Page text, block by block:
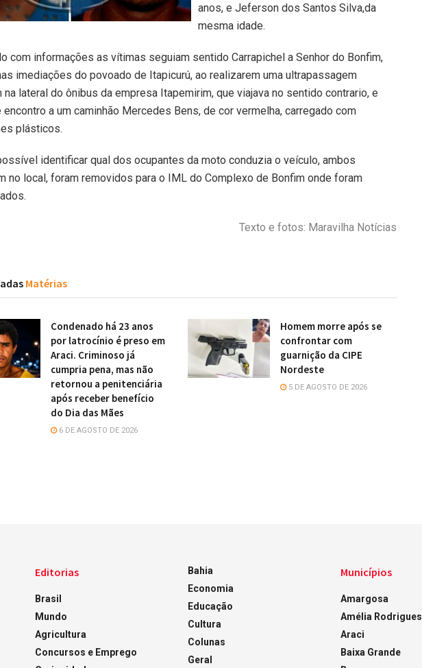
anos, e Jeferson dos Santos Silva,da
mesma idade.
com informações as vítimas seguiam sentido Carrapichel a Senhor do Bonfim,
imediações do povoado de Itapicurú, ao realizarem uma ultrapassagem
na lateral do ônibus da empresa Itapemirim, que viajava no sentido contrario, e
encontro a um caminhão Mercedes Bens, de cor vermelha, carregado com
plásticos.
identificar qual dos ocupantes da moto conduzia o veículo, ambos
no local, foram removidos para o IML do Complexo de Bonfim onde foram
Texto e fotos: Maravilha Notícias
Matérias
Condenado há 23 anos
por latrocínio é preso em
Araci. Criminoso já
cumpria pena, mas não
retornou a penitenciária
após receber benefício
do Dia das Mães
6 DE AGOSTO DE 2026
Homem morre após se
confrontar com
guarnição da CIPE
Nordeste
5 DE AGOSTO DE 2026
Editorias
Brasil
Mundo
Agricultura
Concursos e Emprego
Bahia
Economia
Educação
Cultura
Colunas
Geral
Municípios
Amargosa
Amélia Rodrigues
Araci
Baixa Grande